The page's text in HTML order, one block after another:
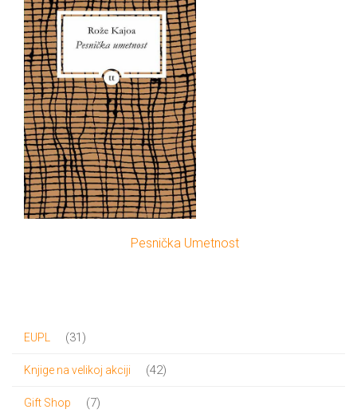
Pesnička Umetnost
EUPL 31 31
Knjige na velikoj akciji 4242
Gift Shop 77